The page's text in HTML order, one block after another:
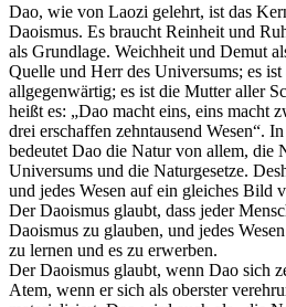
Dao, wie von Laozi gelehrt, ist das
Daoismus. Es braucht Reinheit und
als Grundlage. Weichheit und Demut
Quelle und Herr des Universums; es ist
allgegenwärtig; es ist die Mutter aller
heißt es: „Dao macht eins, eins macht
drei erschaffen zehntausend Wesen“.
bedeutet Dao die Natur von allem, die
Universums und die Naturgesetze.
und jedes Wesen auf ein gleiches Bild
Der Daoismus glaubt, dass jeder
Daoismus zu glauben, und jedes
zu lernen und es zu erwerben.
Der Daoismus glaubt, wenn Dao sich
Atem, wenn er sich als oberster